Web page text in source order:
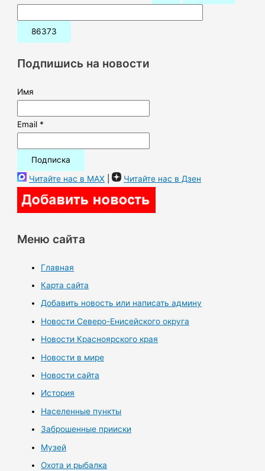
о
и
:Подпишись на новости
Имя
Email *
Читайте нас в MAX | Читайте нас в Дзен
Меню сайта
Главная
Карта сайта
Добавить новость или написать админу
Новости Северо-Енисейского округа
Новости Красноярского края
Новости в мире
Новости сайта
История
Населенные пункты
Заброшенные прииски
Музей
Охота и рыбалка